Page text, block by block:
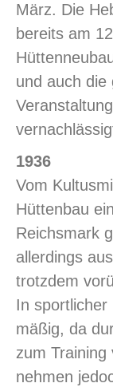
März. Die
bereits am
und auch die
1936
Vom
Hüttenbau
Reichsmark
allerdings
trotzdem
In
mäßig, da
zum Training
nehmen